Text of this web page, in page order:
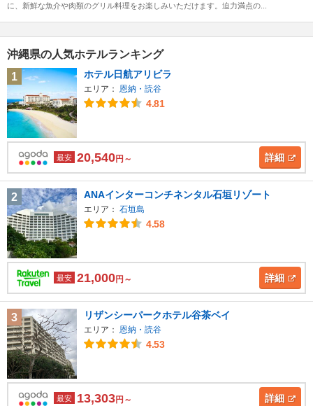
に、新鮮な魚介や肉類のグリル料理をお楽しみいただけます。迫力満点の...
沖縄県の人気ホテルランキング
1
ホテル日航アリビラ
エリア： 恩納・読谷
4.81
最安 20,540円～ 詳細
2 ANAインターコンチネンタル石垣リゾート
エリア： 石垣島
4.58
最安 21,000円～ 詳細
3 リザンシーパークホテル谷茶ベイ
エリア： 恩納・読谷
4.53
最安 13,303円～ 詳細